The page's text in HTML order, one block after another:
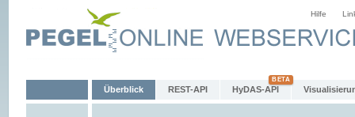
Hilfe
Überblick REST-API HyDAS-API